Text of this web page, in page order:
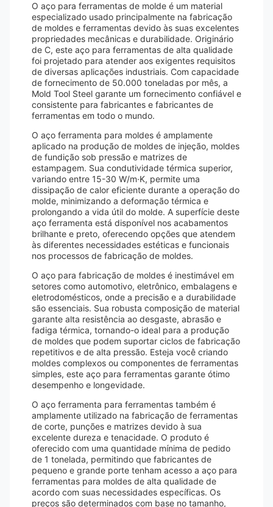
O aço para ferramentas de molde é um material
especializado usado principalmente na fabricação
de moldes e ferramentas devido às suas excelentes
propriedades mecânicas e durabilidade. Originário
de C, este aço para ferramentas de alta qualidade
foi projetado para atender aos exigentes requisitos
de diversas aplicações industriais. Com capacidade
de fornecimento de 50.000 toneladas por mês, a
Mold Tool Steel garante um fornecimento confiável e
consistente para fabricantes e fabricantes de
ferramentas em todo o mundo.
O aço ferramenta para moldes é amplamente
aplicado na produção de moldes de injeção, moldes
de fundição sob pressão e matrizes de
estampagem. Sua condutividade térmica superior,
variando entre 15-30 W/m·K, permite uma
dissipação de calor eficiente durante a operação do
molde, minimizando a deformação térmica e
prolongando a vida útil do molde. A superfície deste
aço ferramenta está disponível nos acabamentos
brilhante e preto, oferecendo opções que atendem
às diferentes necessidades estéticas e funcionais
nos processos de fabricação de moldes.
O aço para fabricação de moldes é inestimável em
setores como automotivo, eletrônico, embalagens e
eletrodomésticos, onde a precisão e a durabilidade
são essenciais. Sua robusta composição de material
garante alta resistência ao desgaste, abrasão e
fadiga térmica, tornando-o ideal para a produção
de moldes que podem suportar ciclos de fabricação
repetitivos e de alta pressão. Esteja você criando
moldes complexos ou componentes de ferramentas
simples, este aço para ferramentas garante ótimo
desempenho e longevidade.
O aço ferramenta para ferramentas também é
amplamente utilizado na fabricação de ferramentas
de corte, punções e matrizes devido à sua
excelente dureza e tenacidade. O produto é
oferecido com uma quantidade mínima de pedido
de 1 tonelada, permitindo que fabricantes de
pequeno e grande porte tenham acesso a aço para
ferramentas para moldes de alta qualidade de
acordo com suas necessidades específicas. Os
preços são determinados com base no tamanho,